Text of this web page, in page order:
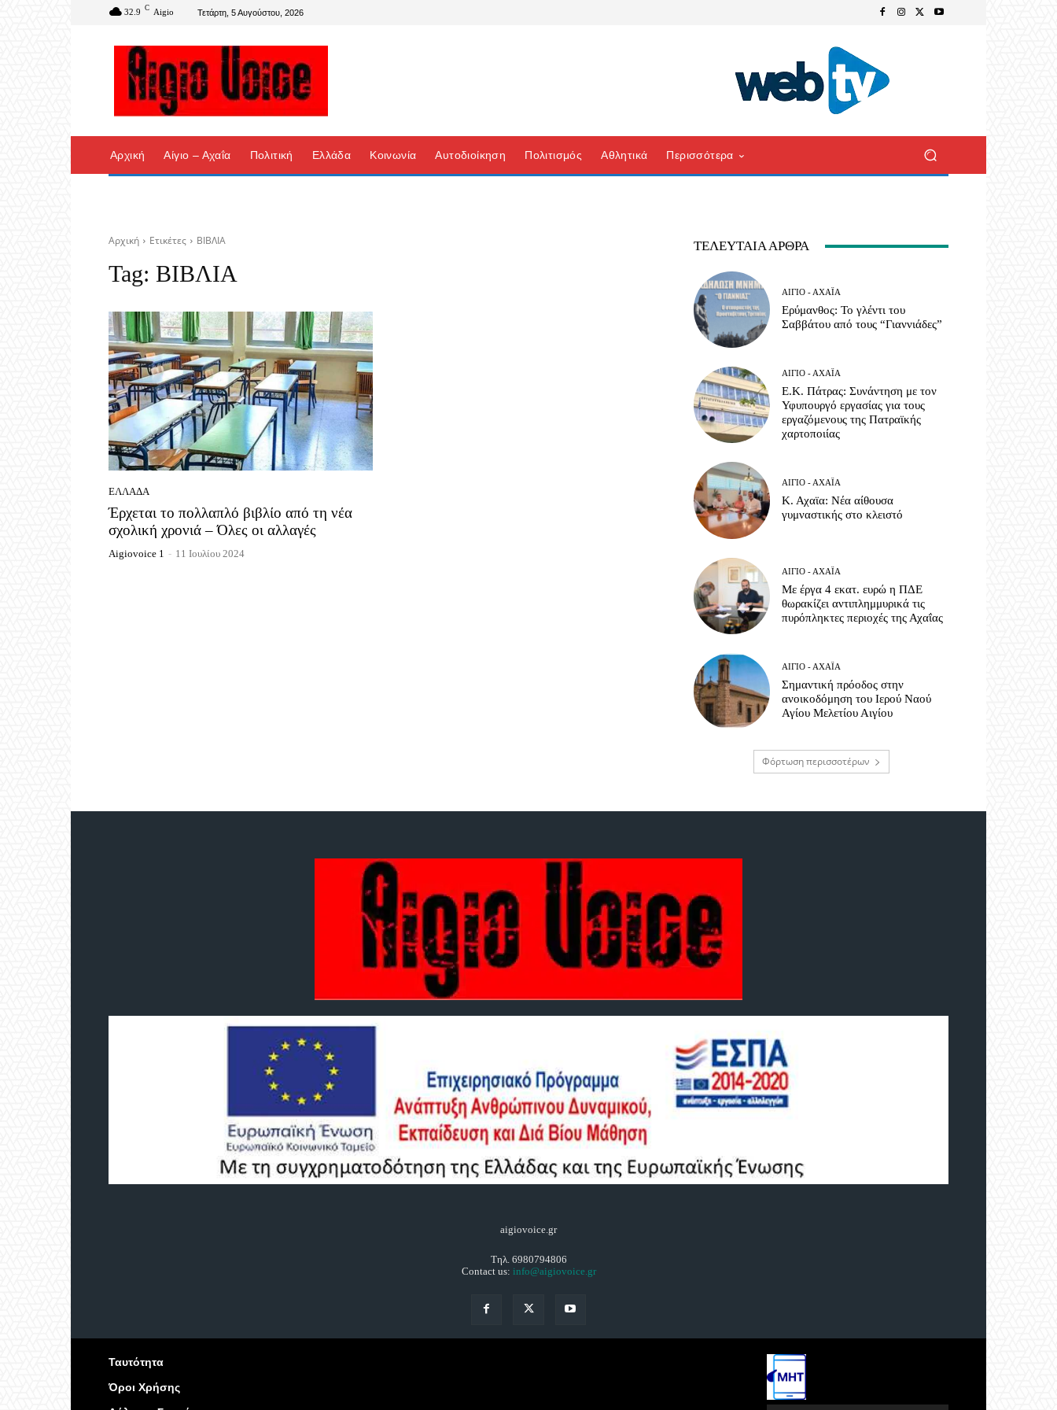
32.9 C Aigio Τετάρτη, 5 Αυγούστου, 2026
Αρχική Αίγιο – Αχαΐα Πολιτική Ελλάδα Κοινωνία Αυτοδιοίκηση Πολιτισμός Αθλητικά Περισσότερα
Αρχική Ετικέτες ΒΙΒΛΙΑ
Tag: ΒΙΒΛΙΑ
ΕΛΛΆΔΑ
Έρχεται το πολλαπλό βιβλίο από τη νέα
σχολική χρονιά – Όλες οι αλλαγές
Aigiovoice 1 - 11 Ιουλίου 2024
ΤΕΛΕΥΤΑΊΑ ΆΡΘΡΑ
ΑΊΓΙΟ - ΑΧΑΪ́Α
Ερύμανθος: Το γλέντι του
Σαββάτου από τους “Γιαννιάδες”
ΑΊΓΙΟ - ΑΧΑΪ́Α
Ε.Κ. Πάτρας: Συνάντηση με τον
Υφυπουργό εργασίας για τους
εργαζόμενους της Πατραϊκής
χαρτοποιίας
ΑΊΓΙΟ - ΑΧΑΪ́Α
Κ. Αχαϊα: Νέα αίθουσα
γυμναστικής στο κλειστό
ΑΊΓΙΟ - ΑΧΑΪ́Α
Με έργα 4 εκατ. ευρώ η ΠΔΕ
θωρακίζει αντιπλημμυρικά τις
πυρόπληκτες περιοχές της Αχαΐας
ΑΊΓΙΟ - ΑΧΑΪ́Α
Σημαντική πρόοδος στην
ανοικοδόμηση του Ιερού Ναού
Αγίου Μελετίου Αιγίου
Φόρτωση περισσοτέρων
aigiovoice.gr
Τηλ. 6980794806
Contact us: info@aigiovoice.gr
Ταυτότητα
Όροι Χρήσης